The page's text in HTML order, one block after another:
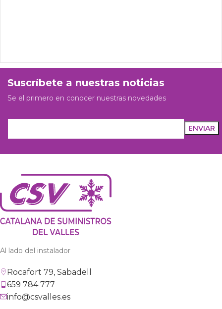
Suscríbete a nuestras noticias
Se el primero en conocer nuestras novedades
Al lado del instalador
Rocafort 79, Sabadell
659 784 777
info@csvalles.es